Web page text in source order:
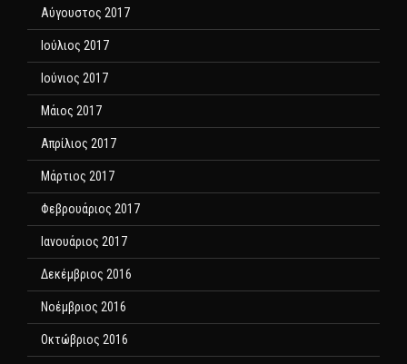
Αύγουστος 2017
Ιούλιος 2017
Ιούνιος 2017
Μάιος 2017
Απρίλιος 2017
Μάρτιος 2017
Φεβρουάριος 2017
Ιανουάριος 2017
Δεκέμβριος 2016
Νοέμβριος 2016
Οκτώβριος 2016